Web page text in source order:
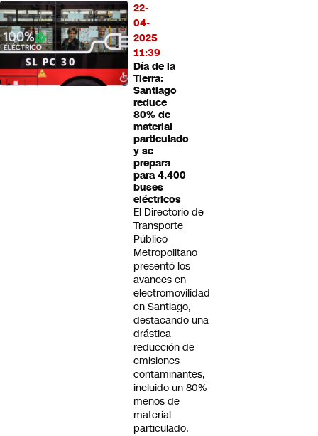
22-
04-
2025
11:39
Día de la
Tierra:
Santiago
reduce
80% de
material
particulado
y se
prepara
para 4.400
buses
eléctricos
El Directorio de
Transporte
Público
Metropolitano
presentó los
avances en
electromovilidad
en Santiago,
destacando una
drástica
reducción de
emisiones
contaminantes,
incluido un 80%
menos de
material
particulado.